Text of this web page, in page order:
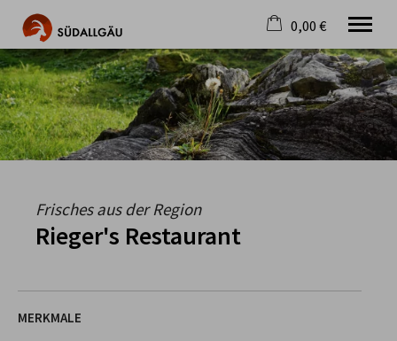
Die schönste Seite im Allgäu
Aktuell
Destination
Gastgeber
Wandern
Mountainbike
Tipps
0,00 €
×
Warenkorb ist leer
Frisches aus der Region
Rieger's Restaurant
MERKMALE